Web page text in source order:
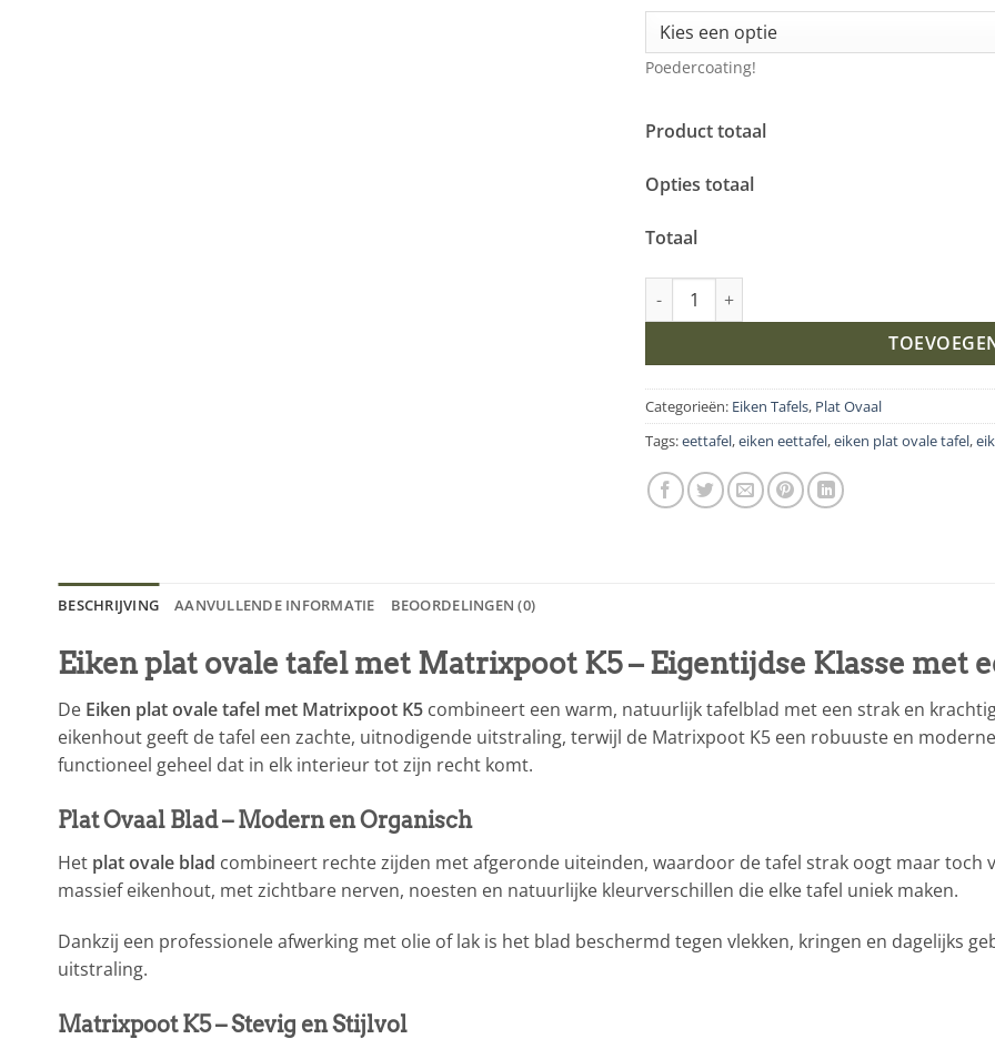
Poedercoating!
Product totaal
Opties totaal
Totaal
Eiken plat ovale tafel met Matrixpoot K5 aantal
Categorieën: Eiken Tafels, Plat Ovaal
Tags:eettafel,eiken eettafel,eiken plat ovale tafel,
BESCHRIJVING AANVULLENDE INFORMATIE BEOORDELINGEN (0)
Eiken plat ovale tafel met Matrixpoot K5 – Eigentijdse Klasse met
De Eiken plat ovale tafel met Matrixpoot K5 combineert een warm, natuurlijk tafelblad met een strak en
eikenhout geeft de tafel een zachte, uitnodigende uitstraling, terwijl de Matrixpoot K5 een robuuste en
functioneel geheel dat in elk interieur tot zijn recht komt.
Plat Ovaal Blad – Modern en Organisch
Het plat ovale blad combineert rechte zijden met afgeronde uiteinden, waardoor de tafel strak oogt maar toch
massief eikenhout, met zichtbare nerven, noesten en natuurlijke kleurverschillen die elke tafel uniek maken.
Dankzij een professionele afwerking met olie of lak is het blad beschermd tegen vlekken, kringen en dagelijks
uitstraling.
Matrixpoot K5 – Stevig en Stijlvol